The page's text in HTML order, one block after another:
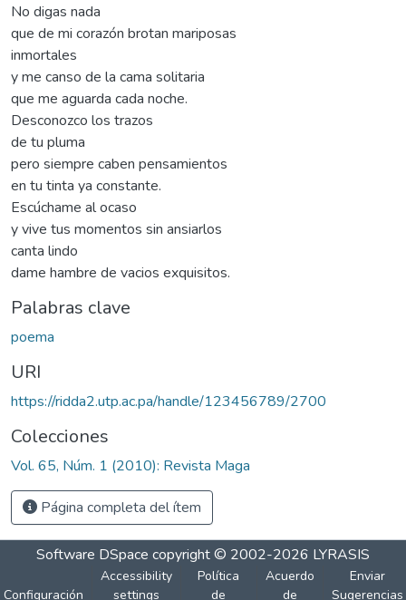
No digas nada
que de mi corazón brotan mariposas
inmortales
y me canso de la cama solitaria
que me aguarda cada noche.
Desconozco los trazos
de tu pluma
pero siempre caben pensamientos
en tu tinta ya constante.
Escúchame al ocaso
y vive tus momentos sin ansiarlos
canta lindo
dame hambre de vacios exquisitos.
Palabras clave
poema
URI
https://ridda2.utp.ac.pa/handle/123456789/2700
Colecciones
Vol. 65, Núm. 1 (2010): Revista Maga
Página completa del ítem
Software DSpace copyright © 2002-2026 LYRASIS
Configuración
Accessibility
settings
Política
de
Acuerdo
de
Enviar
Sugerencias